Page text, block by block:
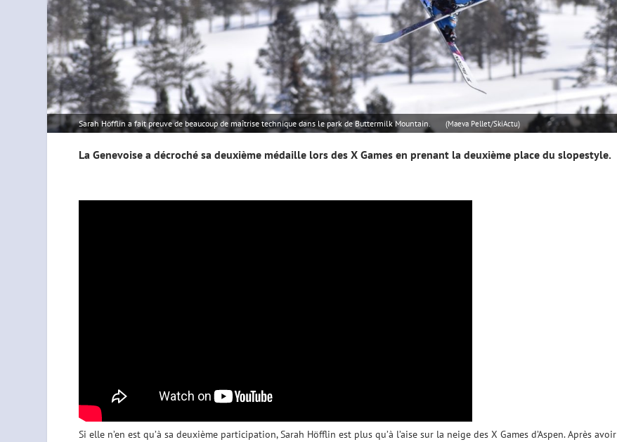
Sarah Höfflin a fait preuve de beaucoup de maîtrise technique dans le park de Buttermilk Mountain. (Maeva Pellet/SkiActu)
La Genevoise a décroché sa deuxième médaille lors des X Games en prenant la deuxième place du slopestyle.
Si elle n’en est qu’à sa deuxième participation, Sarah Höfflin est plus qu’à l’aise sur la neige des X Games d’Aspen. Après avoir